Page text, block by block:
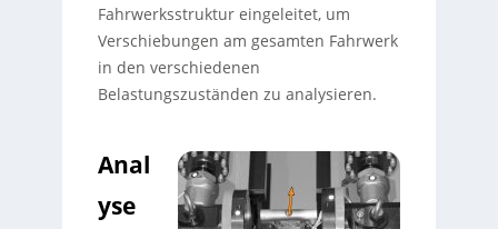
Fahrwerksstruktur eingeleitet, um
Verschiebungen am gesamten Fahrwerk
in den verschiedenen
Belastungszuständen zu analysieren.
Anal
yse